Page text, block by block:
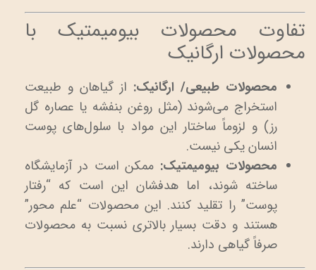
تفاوت محصولات بیومیمتیک با
محصولات ارگانیک
محصولات طبیعی/ ارگانیک: از گیاهان و طبیعت
استخراج می‌شوند (مثل روغن بنفشه یا عصاره گل
رز) و لزوماً ساختار این مواد با سلول‌های پوست
انسان یکی نیست.
محصولات بیومیمتیک: ممکن است در آزمایشگاه
ساخته شوند، اما هدفشان این است که “رفتار
پوست” را تقلید کنند. این محصولات “علم‌ محور”
هستند و دقت بسیار بالاتری نسبت به محصولات
صرفاً گیاهی دارند.